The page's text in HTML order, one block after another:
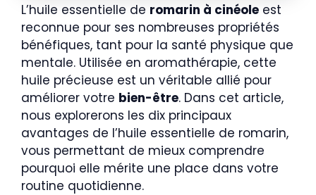
L’huile essentielle de romarin à cinéole est
reconnue pour ses nombreuses propriétés
bénéfiques, tant pour la santé physique que
mentale. Utilisée en aromathérapie, cette
huile précieuse est un véritable allié pour
améliorer votre bien-être. Dans cet article,
nous explorerons les dix principaux
avantages de l’huile essentielle de romarin,
vous permettant de mieux comprendre
pourquoi elle mérite une place dans votre
routine quotidienne.